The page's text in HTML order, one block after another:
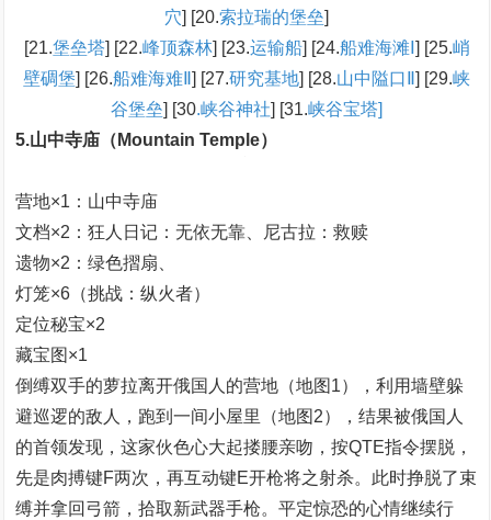
穴] [20.索拉瑞的堡垒]
[21.堡垒塔] [22.峰顶森林] [23.运输船] [24.船难海滩Ⅰ ] [25.峭
壁碉堡] [26.船难海难Ⅱ ] [27.研究基地] [28.山中隘口Ⅱ ] [29.峡
谷堡垒] [30.峡谷神社] [31.峡谷宝塔]
5.山中寺庙（Mountain Temple）
营地×1：山中寺庙
文档×2：狂人日记：无依无靠、尼古拉：救赎
遗物×2：绿色摺扇、
灯笼×6（挑战：纵火者）
定位秘宝×2
藏宝图×1
倒缚双手的萝拉离开俄国人的营地（地图1），利用墙壁躲
避巡逻的敌人，跑到一间小屋里（地图2），结果被俄国人
的首领发现，这家伙色心大起搂腰亲吻，按QTE指令摆脱，
先是肉搏键F两次，再互动键E开枪将之射杀。此时挣脱了束
缚并拿回弓箭，拾取新武器手枪。平定惊恐的心情继续行